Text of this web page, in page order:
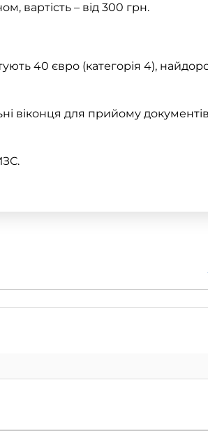
вартість – від 300 грн.
40 євро (категорія 4),
віконця для прийому